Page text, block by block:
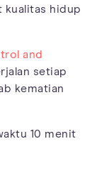
kualitas hidup
and
setiap
kematian
10 menit